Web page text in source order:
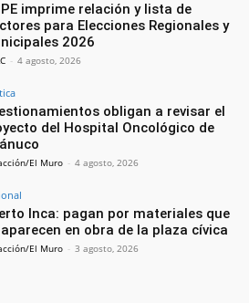
imprime relación y lista de
para Elecciones Regionales y
2026
- 4 agosto, 2026
obligan a revisar el
del Hospital Oncológico de
El Muro - 4 agosto, 2026
Inca: pagan por materiales que
en obra de la plaza cívica
El Muro - 3 agosto, 2026